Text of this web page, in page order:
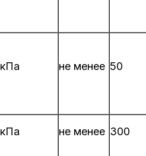
кПа не менее 50
кПа не менее 300